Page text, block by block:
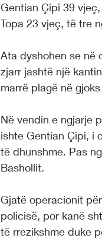
Gentian Çipi 39
Topa 23 vjeç, të tre
Ata dyshohen se në
zjarr jashtë një
marrë plagë në
Në vendin e ngjarje
ishte Gentian Çipi, i
të dhunshme. Pas
Bashollit.
Gjatë operacionit
policisë, por kanë
të rrezikshme duke